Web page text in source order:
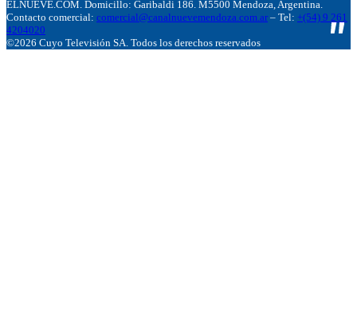
ELNUEVE.COM. Domicillo: Garibaldi 186. M5500 Mendoza, Argentina.
Contacto comercial: comercial@canalnuevemendoza.com.ar – Tel: +(54) 9 261
4204020
©2026 Cuyo Televisión SA. Todos los derechos reservados